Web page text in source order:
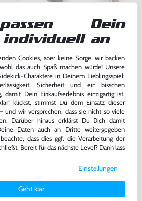
Kopfhörer Adapter Klinke 3,5 GB
Advance / GBA SP
ohne OVP, NEU
jetzt nur3,50 €
Warenkorb
Dein
individuell an
Cookies, aber keine Sorge, wir backen
das auch Spaß machen würde! Unsere
Charaktere in Deinem Lieblingsspiel:
Sicherheit und ein bisschen
damit Dein Einkaufserlebnis einzigartig ist.
klickst, stimmst Du dem Einsatz dieser
und wir versprechen, dass sie nicht so viele
Darüber hinaus erklärst Du Dich damit
Daten auch an Dritte weitergegeben
dass dies ggf. die Verarbeitung der
Bereit für das nächste Level? Dann lass
den von uns verwendeten Cookies und
findest Du in unsererDaten­schutz­
Impressum.
Einstellungen
Geht klar